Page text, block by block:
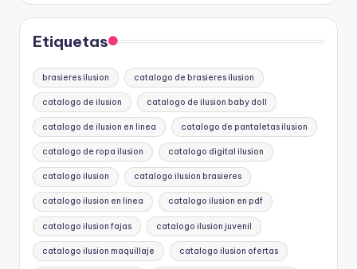
Etiquetas
brasieres ilusion catalogo de brasieres ilusion
catalogo de ilusion catalogo de ilusion baby doll
catalogo de ilusion en linea catalogo de pantaletas ilusion
catalogo de ropa ilusion catalogo digital ilusion
catalogo ilusion catalogo ilusion brasieres
catalogo ilusion en linea catalogo ilusion en pdf
catalogo ilusion fajas catalogo ilusion juvenil
catalogo ilusion maquillaje catalogo ilusion ofertas